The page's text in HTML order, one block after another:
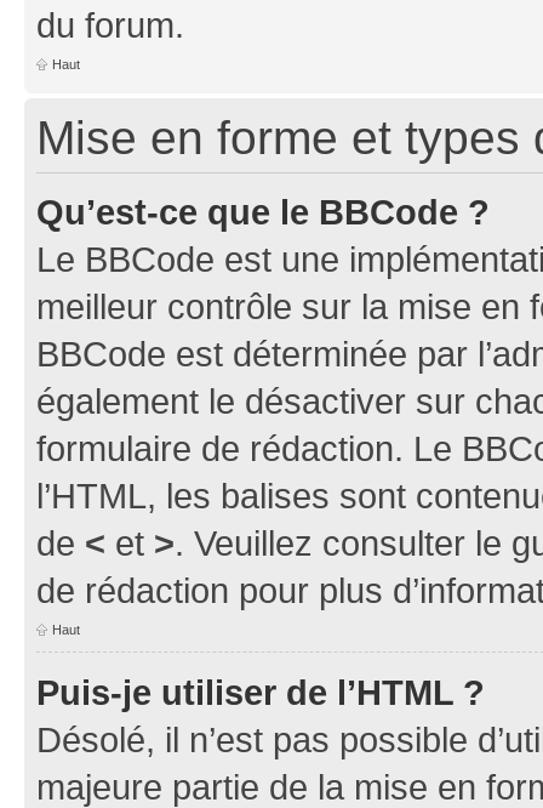
du forum.
Haut
Mise en forme et types
Qu’est-ce que le BBCode ?
Le BBCode est une
meilleur contrôle sur la mise en
BBCode est déterminée par
également le désactiver sur
formulaire de rédaction. Le
l’HTML, les balises sont
de < et >. Veuillez consulter le
de rédaction pour plus
Haut
Puis-je utiliser de l’HTML ?
Désolé, il n’est pas possible
majeure partie de la mise en